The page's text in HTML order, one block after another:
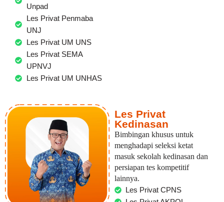
Unpad
Les Privat Penmaba
UNJ
Les Privat UM UNS
Les Privat SEMA
UPNVJ
Les Privat UM UNHAS
Les Privat
Kedinasan
Bimbingan khusus untuk
menghadapi seleksi ketat
masuk sekolah kedinasan dan
persiapan tes kompetitif
lainnya.
Les Privat CPNS